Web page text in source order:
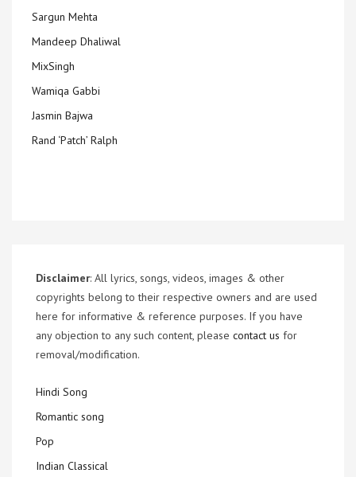
Sargun Mehta
Mandeep Dhaliwal
MixSingh
Wamiqa Gabbi
Jasmin Bajwa
Rand ‘Patch’ Ralph
Disclaimer: All lyrics, songs, videos, images & other
copyrights belong to their respective owners and are used
here for informative & reference purposes. If you have
any objection to any such content, please contact us for
removal/modification.
Hindi Song
Romantic song
Pop
Indian Classical